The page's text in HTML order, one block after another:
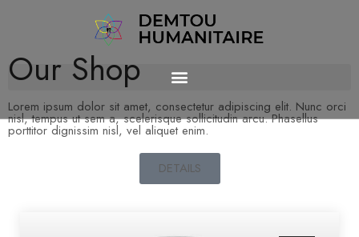
Our Shop
Lorem ipsum dolor sit amet, consectetur adipiscing elit. Nunc orci
nisl, tempus ut sem a, scelerisque sollicitudin arcu. Phasellus
porttitor dignissim nisl, vel aliquet enim.
DETAILS